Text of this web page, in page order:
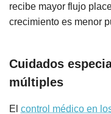
recibe mayor flujo
crecimiento es menor
Cuidados
múltiples
El control médico en
Cuídate en el